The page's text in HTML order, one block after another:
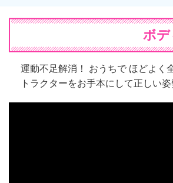
ボデ
運動不足解消！ おうちで ほどよく
トラクターをお手本にして正しい